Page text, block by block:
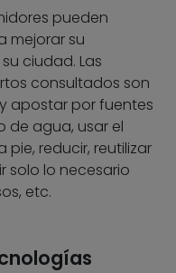
pueden
mejorar su
ciudad. Las
consultados son
apostar por fuentes
de agua, usar el
reducir, reutilizar
solo lo necesario
etc.